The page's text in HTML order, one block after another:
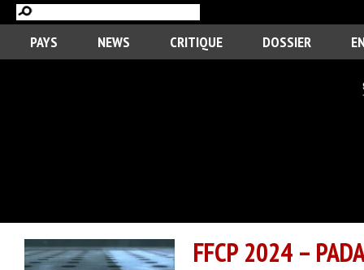
PAYS NEWS CRITIQUE DOSSIER
FFCP 2024 –